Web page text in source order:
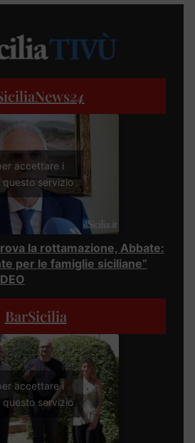
24
accettare i
questo servizio
la rottamazione, Abbate:
per le famiglie siciliane”
BarSicilia
accettare i
questo servizio